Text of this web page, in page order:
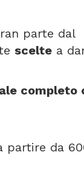
parte dal
scelte a
completo
partire da